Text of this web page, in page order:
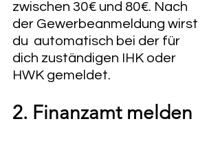
zwischen 30€ und 80€. Nach
der Gewerbeanmeldung wirst
du  automatisch bei der für
dich zuständigen IHK oder
HWK gemeldet.
2. Finanzamt melden